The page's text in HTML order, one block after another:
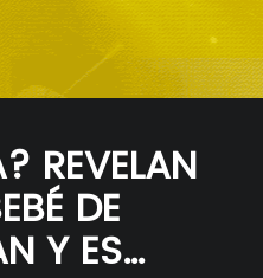
REVELAN
DE
Y ES…